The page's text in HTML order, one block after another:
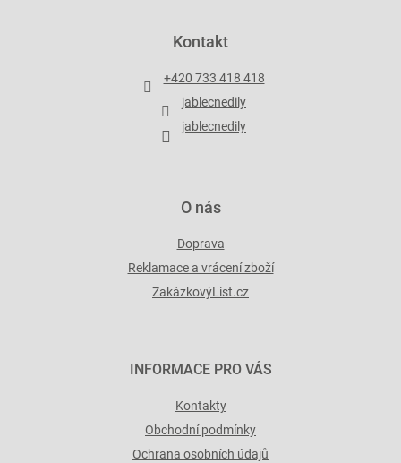
Kontakt
+420 733 418 418
jablecnedily
jablecnedily
O nás
Doprava
Reklamace a vrácení zboží
ZakázkovýList.cz
INFORMACE PRO VÁS
Kontakty
Obchodní podmínky
Ochrana osobních údajů